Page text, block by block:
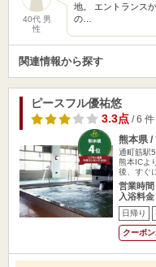
40代 男
性
地。 エントランス
の…
関連情報から探す
ピースフル優祐悠
3.3点/ 6 件
熊本県 /
通町筋駅
熊本ICよ
後、すぐ
営業時
入浴料
日帰り
クーポン